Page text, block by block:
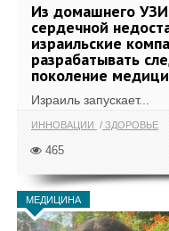
Из домашнего
сердечной
израильские
разрабатывать
поколение
Израиль запускает...
ИННОВАЦИИ ЗДОРОВЬЕ
465
МЕДИЦИНА